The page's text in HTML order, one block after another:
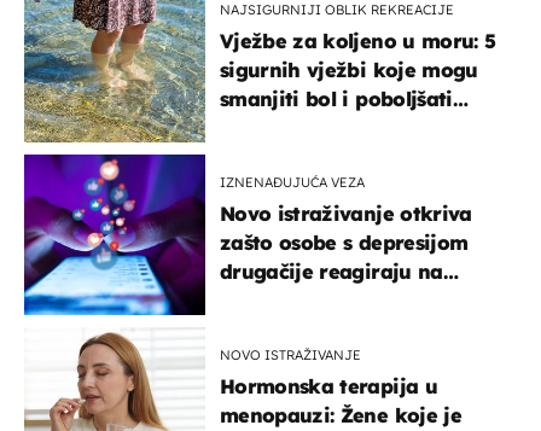
NAJSIGURNIJI OBLIK REKREACIJE
Vježbe za koljeno u moru: 5
sigurnih vježbi koje mogu
smanjiti bol i poboljšati
IZNENAĐUJUĆA VEZA
Novo istraživanje otkriva
zašto osobe s depresijom
drugačije reagiraju na
NOVO ISTRAŽIVANJE
Hormonska terapija u
menopauzi: Žene koje je